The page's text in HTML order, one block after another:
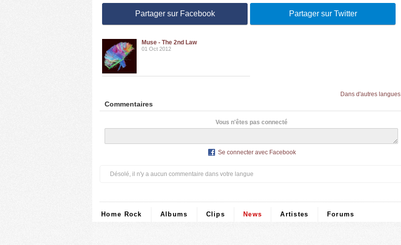
Partager sur Facebook Partager sur Twitter
Muse - The 2nd Law
01 Oct 2012
Dans d'autres langues
Commentaires
Vous n'êtes pas connecté
Se connecter avec Facebook
Désolé, il n'y a aucun commentaire dans votre langue
Home Rock Albums Clips News Artistes Forums